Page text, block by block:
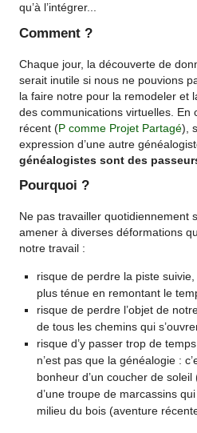
qu’à l’intégrer...
Comment ?
Chaque jour, la découverte de
serait inutile si nous ne pouvions
la faire notre pour la remodeler et
des communications virtuelles. En
récent (P comme Projet Partagé),
expression d’une autre
généalogistes sont des
Pourquoi ?
Ne pas travailler quotidiennement
amener à diverses déformations
notre travail :
risque de perdre la piste
plus ténue en remontant le
risque de perdre l’objet de
de tous les chemins qui
risque d’y passer trop de
n’est pas que la généalogie :
bonheur d’un coucher de
d’une troupe de marcassins
milieu du bois (aventure